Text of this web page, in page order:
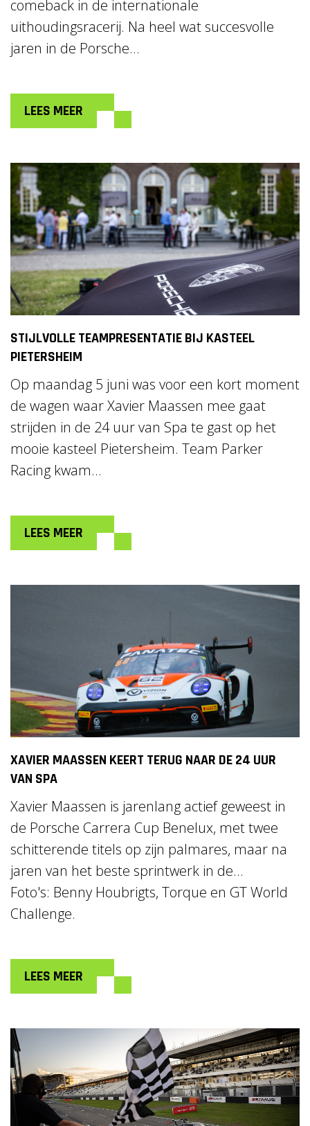
comeback in de internationale
uithoudingsracerij. Na heel wat succesvolle
jaren in de Porsche...
LEES MEER
STIJLVOLLE TEAMPRESENTATIE BIJ KASTEEL
PIETERSHEIM
Op maandag 5 juni was voor een kort moment
de wagen waar Xavier Maassen mee gaat
strijden in de 24 uur van Spa te gast op het
mooie kasteel Pietersheim. Team Parker
Racing kwam...
LEES MEER
XAVIER MAASSEN KEERT TERUG NAAR DE 24 UUR
VAN SPA
Xavier Maassen is jarenlang actief geweest in
de Porsche Carrera Cup Benelux, met twee
schitterende titels op zijn palmares, maar na
jaren van het beste sprintwerk in de...
Foto's: Benny Houbrigts, Torque en GT World
Challenge.
LEES MEER